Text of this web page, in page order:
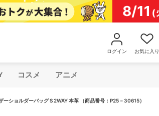
ログイン お気に入り
コスメ アニメ
ーショルダーバッグ S 2WAY 本革 （商品番号：P25－30615）